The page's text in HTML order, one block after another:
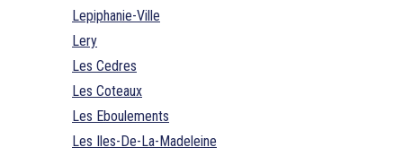
Lepiphanie-Ville
Lery
Les Cedres
Les Coteaux
Les Eboulements
Les Iles-De-La-Madeleine